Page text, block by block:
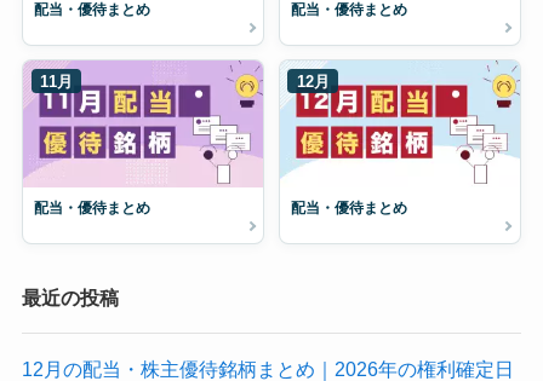
配当・優待まとめ 配当・優待まとめ
11月
配当・優待まとめ
12月
配当・優待まとめ
最近の投稿
12月の配当・株主優待銘柄まとめ｜2026年の権利確定日